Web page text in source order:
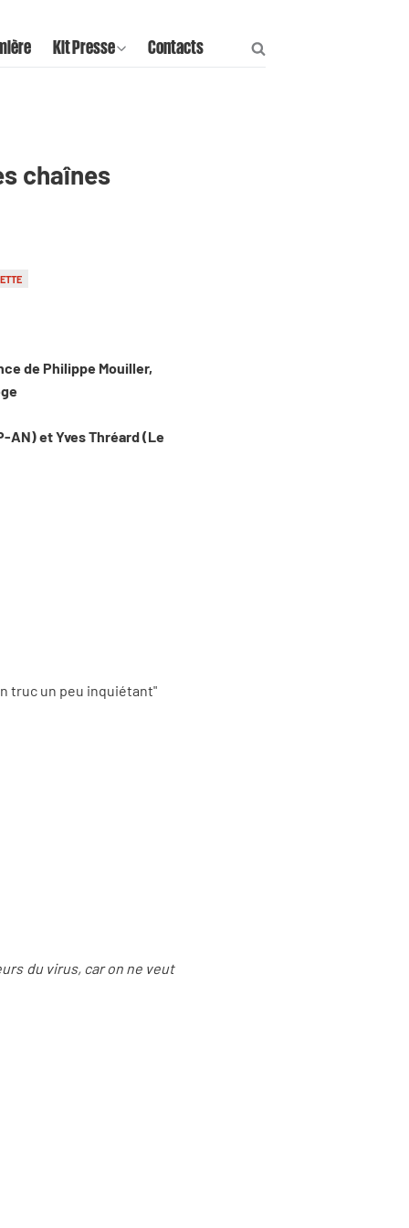
Kit Presse Contacts
chaînes
de Philippe Mouiller,
AN) et Yves Thréard (Le
truc un peu inquiétant"
du virus, car on ne veut